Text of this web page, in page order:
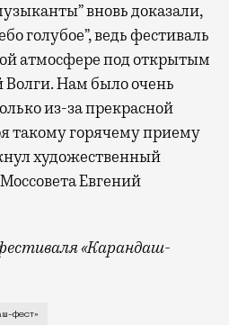
вновь доказали,
голубое”, ведь фестиваль
атмосфере под открытым
Нам было очень
из-за прекрасной
такому горячему приему
художественный
Евгений
«Карандаш-
Старица в
фест»